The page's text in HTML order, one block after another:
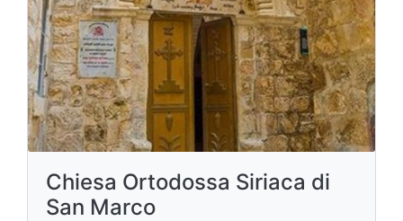
Chiesa Ortodossa Siriaca di
San Marco